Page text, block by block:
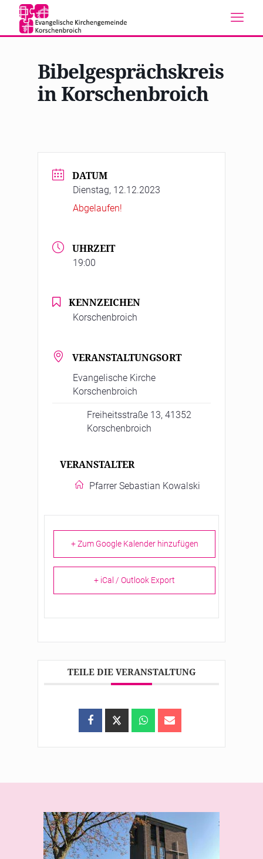
Bibelgesprächskreis
in Korschenbroich
DATUM
Dienstag, 12.12.2023
Abgelaufen!
UHRZEIT
19:00
KENNZEICHEN
Korschenbroich
VERANSTALTUNGSORT
Evangelische Kirche
Korschenbroich
Freiheitsstraße 13, 41352
Korschenbroich
VERANSTALTER
Pfarrer Sebastian Kowalski
+ Zum Google Kalender hinzufügen
+ iCal / Outlook Export
TEILE DIE VERANSTALTUNG